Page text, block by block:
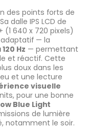
des points forts de
dalle IPS LCD de
(1 640 x 720 pixels)
adaptatif — la
Hz — permettant
et réactif. Cette
doux dans les
et une lecture
visuelle
pour une bonne
Blue Light
de lumière
notamment le soir.